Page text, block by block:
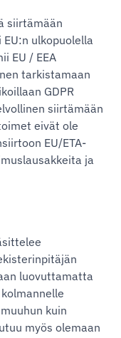
siirtämään
ulkopuolella
EU / EEA
tarkistamaan
GDPR
siirtämään
eivät ole
EU/ETA-
ja
luovuttamatta
kuin
myös olemaan